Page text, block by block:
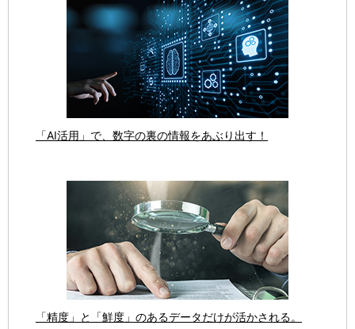
「AI活用」で、数字の裏の情報をあぶり出す！
「精度」と「鮮度」のあるデータだけが活かされる。